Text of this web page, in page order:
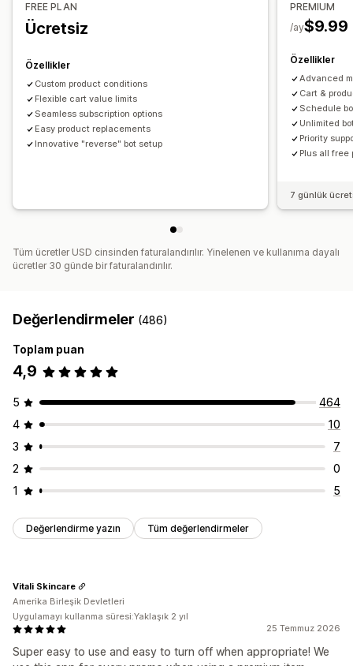
Tek tıkla yukarı satış
FREE PLAN
Ücretsiz
Özellikler
Custom product conditions
Flexible cart value limits
Seamless subscription options
Easy product replacements
Innovative "reverse" bot setup
PREMIUM
$9.99
/ay
Özellikler
Advanced
Cart &
Schedule
Unlimited
Priority
Plus all
7 günlük
Tüm ücretler USD cinsinden faturalandırılır. Yinelenen ve kullanıma dayalı
ücretler 30 günde bir faturalandırılır.
Değerlendirmeler (486)
Toplam puan
4,9
5
464
4
10
3
7
2
0
1
5
Değerlendirme yazın Tüm değerlendirmeler
25 Temmuz 2026
Super easy to use and easy to turn off when appropriate! We
Vitali Skincare
Amerika Birleşik Devletleri
Uygulamayı kullanma süresi:Yaklaşık 2 yıl